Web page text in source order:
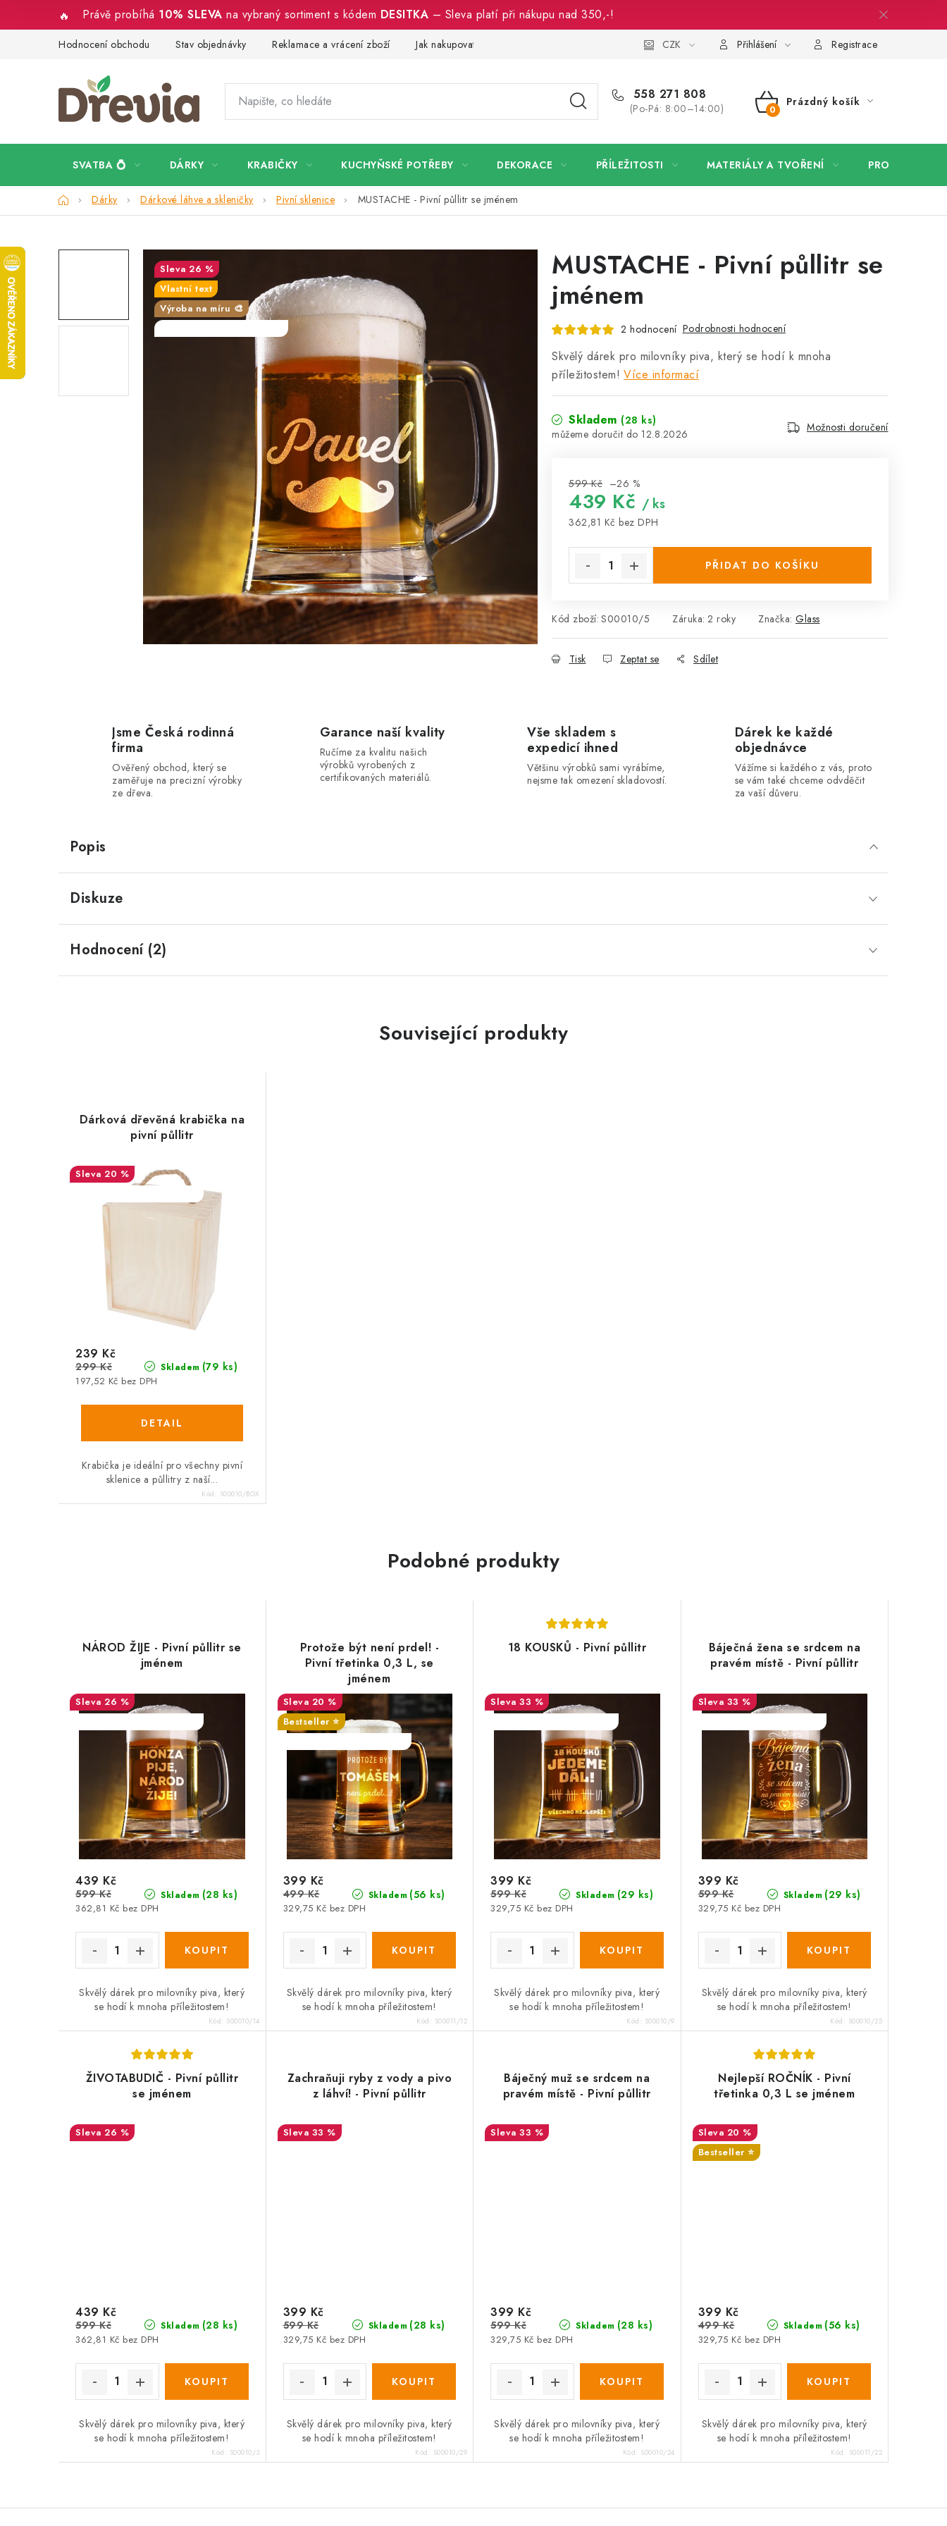
Právě probíhá 10% SLEVA na vybraný sortiment s kódem DESITKA – Sleva platí při nákupu nad 350,-!
Hodnocení obchodu Stav objednávky Reklamace a vrácení zboží Jak nakupovat Pro firmy Velkoobchod Kontakt
CZK Přihlášení Registrace
558 271 808
(Po-Pá: 8:00–14:00)
NÁKUPNÍ
Prázdný košík
SVATBA 💍 DÁRKY KRABIČKY KUCHYŇSKÉ POTŘEBY DEKORACE PŘÍLEŽITOSTI MATERIÁLY A TVOŘENÍ PRO FIRMY
DomůDárky Dárkové láhve a skleničky Pivní sklenice MUSTACHE - Pivní půllitr se jménem
MUSTACHE - Pivní půllitr se
jménem
2 hodnocení Podrobnosti hodnocení
Skvělý dárek pro milovníky piva, který se hodí k mnoha
příležitostem! Více informací
Skladem (28 ks)
12.8.2026
Možnosti doručení
599 Kč –26 %
439 Kč / ks
362,81 Kč bez DPH
PŘIDAT DO KOŠÍKU
Kód zboží: S00010/5 Záruka: 2 roky Značka: Glass
Tisk Zeptat se Sdílet
26 %
Vlastní text
Výroba na míru 🎨
Jsme Česká rodinná
firma
Ověřený obchod, který se
zaměřuje na precizní výrobky
ze dřeva.
Garance naší kvality
Ručíme za kvalitu našich
výrobků vyrobených z
certifikovaných materiálů.
Vše skladem s
expedicí ihned
Většinu výrobků sami vyrábíme,
nejsme tak omezení skladovostí.
Dárek ke každé
objednávce
Vážíme si každého z vás, proto
se vám také chceme odvděčit
za vaší důveru.
Popis
Diskuze
Hodnocení (2)
Související produkty
Dárková dřevěná krabička na
pivní půllitr
20 %
Skladem (79 ks)
197,52 Kč bez DPH
239 Kč
299 Kč
Krabička je ideální pro všechny pivní
sklenice a půllitry z naší...
Kód: S00010/BOX
Podobné produkty
NÁROD ŽIJE - Pivní půllitr se
jménem
26 %
Skladem (28 ks)
362,81 Kč bez DPH
439 Kč
599 Kč
Skvělý dárek pro milovníky piva, který
se hodí k mnoha příležitostem!
Kód: S00010/14
Protože být není prdel! -
Pivní třetinka 0,3 L, se
jménem
20 %
Bestseller ⭐️
Skladem (56 ks)
329,75 Kč bez DPH
399 Kč
499 Kč
Skvělý dárek pro milovníky piva, který
se hodí k mnoha příležitostem!
Kód: S00011/12
18 KOUSKŮ - Pivní půllitr
33 %
Skladem (29 ks)
329,75 Kč bez DPH
399 Kč
599 Kč
Skvělý dárek pro milovníky piva, který
se hodí k mnoha příležitostem!
Kód: S00010/9
Báječná žena se srdcem na
pravém místě - Pivní půllitr
33 %
Skladem (29 ks)
329,75 Kč bez DPH
399 Kč
599 Kč
Skvělý dárek pro milovníky piva, který
se hodí k mnoha příležitostem!
Kód: S00010/25
ŽIVOTABUDIČ - Pivní půllitr
se jménem
26 %
Skladem (28 ks)
362,81 Kč bez DPH
439 Kč
599 Kč
Skvělý dárek pro milovníky piva, který
se hodí k mnoha příležitostem!
Kód: S00010/3
Zachraňuji ryby z vody a pivo
z láhví! - Pivní půllitr
33 %
Skladem (28 ks)
329,75 Kč bez DPH
399 Kč
599 Kč
Skvělý dárek pro milovníky piva, který
se hodí k mnoha příležitostem!
Kód: S00010/29
Báječný muž se srdcem na
pravém místě - Pivní půllitr
33 %
Skladem (28 ks)
329,75 Kč bez DPH
399 Kč
599 Kč
Skvělý dárek pro milovníky piva, který
se hodí k mnoha příležitostem!
Kód: S00010/24
Nejlepší ROČNÍK - Pivní
třetinka 0,3 L se jménem
20 %
Bestseller ⭐️
Skladem (56 ks)
329,75 Kč bez DPH
399 Kč
499 Kč
Skvělý dárek pro milovníky piva, který
se hodí k mnoha příležitostem!
Kód: S00011/22